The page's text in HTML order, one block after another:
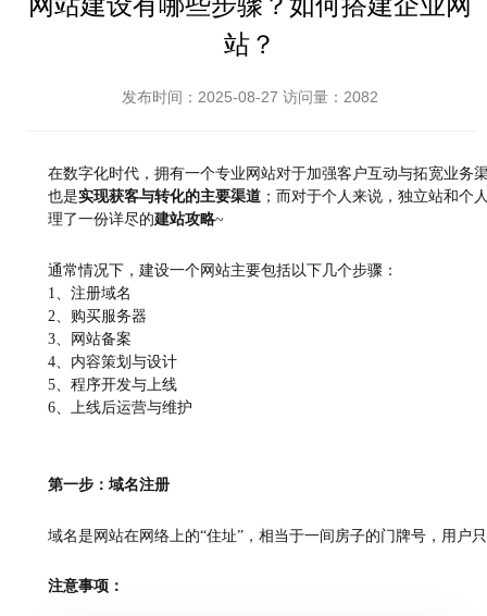
站？
发布时间：2025-08-27 访问量：2082
在数字化时代，拥有一个专业网站对于加强客户互动与拓宽业务
也是实现获客与转化的主要渠道；而对于个人来说，独立站和个
理了一份详尽的建站攻略~
通常情况下，建设一个网站主要包括以下几个步骤：
1、注册域名
2、购买服务器
3、网站备案
4、内容策划与设计
5、程序开发与上线
6、上线后运营与维护
第一步：域名注册
域名是网站在网络上的“住址”，相当于一间房子的门牌号，用
注意事项：